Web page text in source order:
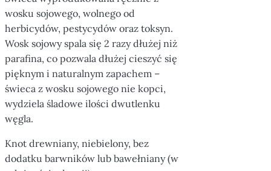
wosku sojowego, wolnego od
herbicydów, pestycydów oraz toksyn.
Wosk sojowy spala się 2 razy dłużej niż
parafina, co pozwala dłużej cieszyć się
pięknym i naturalnym zapachem –
świeca z wosku sojowego nie kopci,
wydziela śladowe ilości dwutlenku
węgla.
Knot drewniany, niebielony, bez
dodatku barwników lub bawełniany (w